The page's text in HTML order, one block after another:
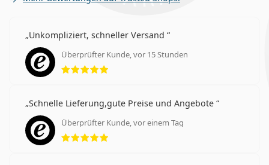
Unkompliziert, schneller Versand
Überprüfter Kunde, vor 15 Stunden
Bewertung 5 aus 5
Schnelle Lieferung,gute Preise und Angebote
Überprüfter Kunde, vor einem Tag
Bewertung 5 aus 5